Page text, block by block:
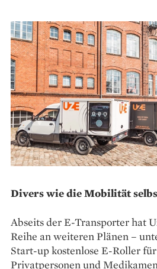
Divers wie die Mobilität
Abseits der E-Transporter hat
Reihe an weiteren Plänen –
Start-up kostenlose E-Roller
Privatpersonen und